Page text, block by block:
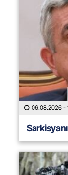
06.08.2026 -